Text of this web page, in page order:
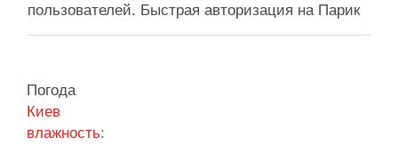
пользователей. Быстрая авторизация на Парик
24 казино позволяет клиентам мгновенно
система авторизации надежно защищает
персональные данные, сохраняя высокую
скорость обработки запросов при каждом входе.
Погода
Киев
влажность: